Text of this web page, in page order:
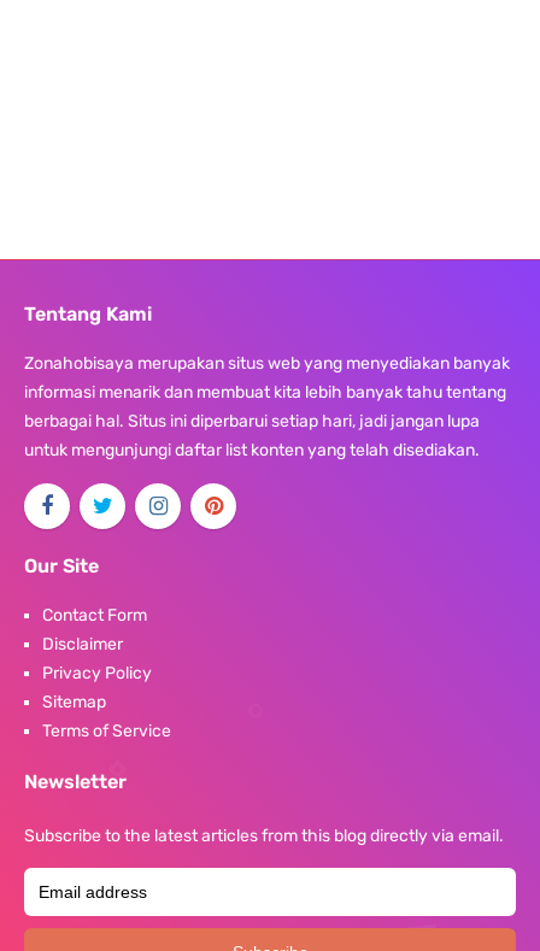
Tentang Kami
Zonahobisaya merupakan situs web yang menyediakan banyak
informasi menarik dan membuat kita lebih banyak tahu tentang
berbagai hal. Situs ini diperbarui setiap hari, jadi jangan lupa
untuk mengunjungi daftar list konten yang telah disediakan.
Our Site
Contact Form
Disclaimer
Privacy Policy
Sitemap
Terms of Service
Newsletter
Subscribe to the latest articles from this blog directly via email.